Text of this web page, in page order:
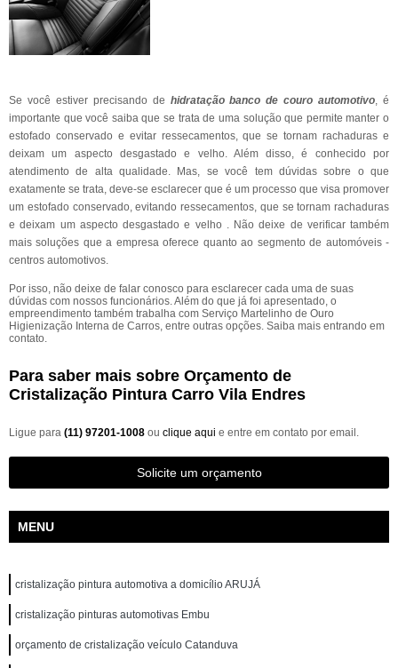
Se você estiver precisando de hidratação banco de couro automotivo, é
importante que você saiba que se trata de uma solução que permite manter o
estofado conservado e evitar ressecamentos, que se tornam rachaduras e
deixam um aspecto desgastado e velho. Além disso, é conhecido por
atendimento de alta qualidade. Mas, se você tem dúvidas sobre o que
exatamente se trata, deve-se esclarecer que é um processo que visa promover
um estofado conservado, evitando ressecamentos, que se tornam rachaduras
e deixam um aspecto desgastado e velho . Não deixe de verificar também
mais soluções que a empresa oferece quanto ao segmento de automóveis -
centros automotivos.
Por isso, não deixe de falar conosco para esclarecer cada uma de suas
dúvidas com nossos funcionários. Além do que já foi apresentado, o
empreendimento também trabalha com Serviço Martelinho de Ouro
Higienização Interna de Carros, entre outras opções. Saiba mais entrando em
contato.
Para saber mais sobre Orçamento de
Cristalização Pintura Carro Vila Endres
Ligue para (11) 97201-1008 ou clique aqui e entre em contato por email.
Solicite um orçamento
MENU
cristalização pintura automotiva a domicílio ARUJÁ
cristalização pinturas automotivas Embu
orçamento de cristalização veículo Catanduva